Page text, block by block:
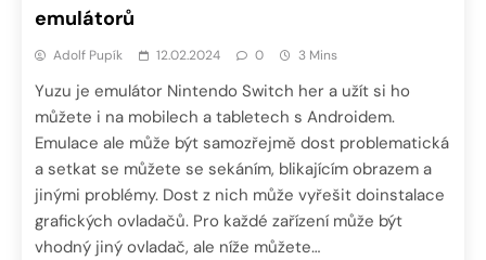
emulátorů
Adolf Pupík 12.02.2024 0 3 Mins
Yuzu je emulátor Nintendo Switch her a užít si ho
můžete i na mobilech a tabletech s Androidem.
Emulace ale může být samozřejmě dost problematická
a setkat se můžete se sekáním, blikajícím obrazem a
jinými problémy. Dost z nich může vyřešit doinstalace
grafických ovladačů. Pro každé zařízení může být
vhodný jiný ovladač, ale níže můžete…